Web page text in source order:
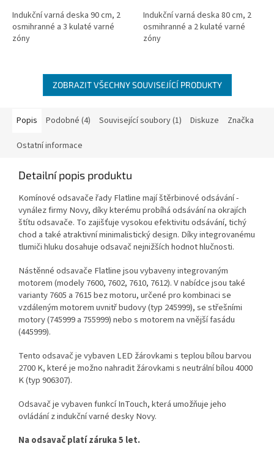
Indukční varná deska 90 cm, 2
osmihranné a 3 kulaté varné
zóny
Indukční varná deska 80 cm, 2
osmihranné a 2 kulaté varné
zóny
ZOBRAZIT VŠECHNY SOUVISEJÍCÍ PRODUKTY
Popis Podobné (4) Související soubory (1) Diskuze Značka
Ostatní informace
Detailní popis produktu
Komínové odsavače řady Flatline mají štěrbinové odsávání -
vynález firmy Novy, díky kterému probíhá odsávání na okrajích
štítu odsavače. To zajišťuje vysokou efektivitu odsávání, tichý
chod a také atraktivní minimalistický design. Díky integrovanému
tlumiči hluku dosahuje odsavač nejnižších hodnot hlučnosti.
Nástěnné odsavače Flatline jsou vybaveny integrovaným
motorem (modely 7600, 7602, 7610, 7612). V nabídce jsou také
varianty 7605 a 7615 bez motoru, určené pro kombinaci se
vzdáleným motorem uvnitř budovy (typ 245999), se střešními
motory (745999 a 755999) nebo s motorem na vnější fasádu
(445999).
Tento odsavač je vybaven LED žárovkami s teplou bílou barvou
2700 K, které je možno nahradit žárovkami s neutrální bílou 4000
K (typ 906307).
Odsavač je vybaven funkcí InTouch, která umožňuje jeho
ovládání z indukční varné desky Novy.
Na odsavač platí záruka 5 let.